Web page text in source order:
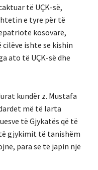
të UÇK-së,
e tyre për të
kosovarë,
ishte se kishin
ato të UÇK-së dhe
kundër z. Mustafa
më të larta
të Gjykatës që të
gjykimit të tanishëm
para se të japin një